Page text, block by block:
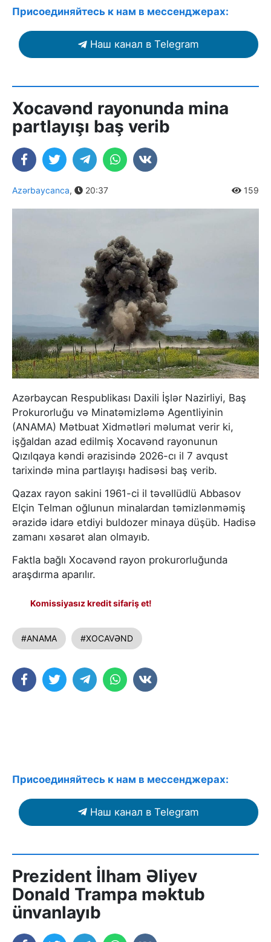
Присоединяйтесь к нам в мессенджерах:
Наш канал в Telegram
Xocavənd rayonunda mina
partlayışı baş verib
Azərbaycanca, 20:37 159
Azərbaycan Respublikası Daxili İşlər Nazirliyi, Baş
Prokurorluğu və Minatəmizləmə Agentliyinin
(ANAMA) Mətbuat Xidmətləri məlumat verir ki,
işğaldan azad edilmiş Xocavənd rayonunun
Qızılqaya kəndi ərazisində 2026-cı il 7 avqust
tarixində mina partlayışı hadisəsi baş verib.
Qazax rayon sakini 1961-ci il təvəllüdlü Abbasov
Elçin Telman oğlunun minalardan təmizlənməmiş
ərazidə idarə etdiyi buldozer minaya düşüb. Hadisə
zamanı xəsarət alan olmayıb.
Faktla bağlı Xocavənd rayon prokurorluğunda
araşdırma aparılır.
Komissiyasız kredit sifariş et!
#ANAMA #XOCAVƏND
Присоединяйтесь к нам в мессенджерах:
Наш канал в Telegram
Prezident İlham Əliyev
Donald Trampa məktub
ünvanlayıb